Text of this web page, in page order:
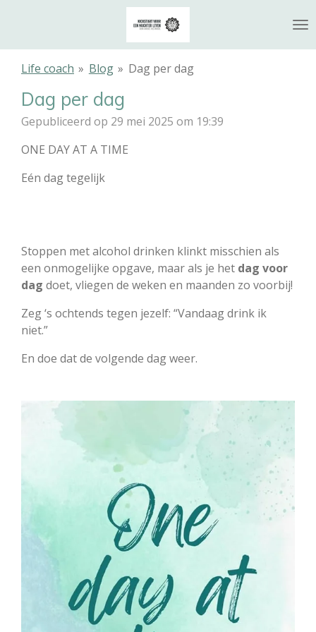
naar
Life coach » Blog » Dag per dag
Dag per dag
Gepubliceerd op 29 mei 2025 om 19:39
ONE DAY AT A TIME
Eén dag tegelijk
Stoppen met alcohol drinken klinkt misschien als
een onmogelijke opgave, maar als je het dag voor
dag doet, vliegen de weken en maanden zo voorbij!
Zeg ‘s ochtends tegen jezelf: “Vandaag drink ik
niet.”
En doe dat de volgende dag weer.